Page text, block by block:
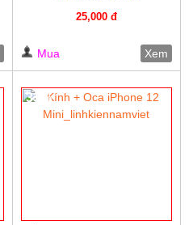
25,000 đ
Mua Xem
33%